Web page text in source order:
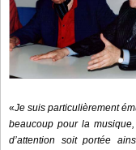
«Je suis particulièrement
beaucoup pour la
d’attention soit portée